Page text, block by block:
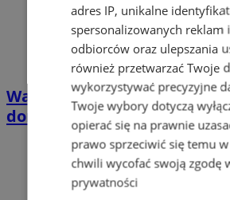
Wakacyjny wypoczynek
domkach Szmaragdowe
adres IP, unikalne
spersonalizowanych
odbiorców oraz ulepszania
również przetwarzać Twoje
wykorzystywać precyzyjne
Twoje wybory dotyczą
opierać się na prawnie
prawo sprzeciwić się temu w
chwili wycofać swoją zgodę
prywatności